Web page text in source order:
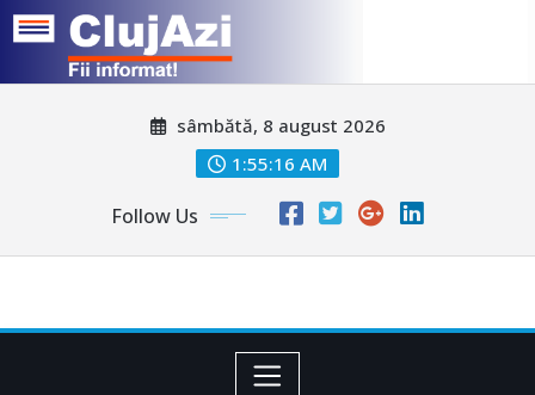
sâmbătă, 8 august 2026
1:55:19 AM
Follow Us